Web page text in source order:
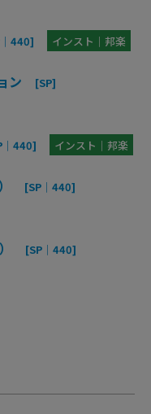
440] インスト｜邦楽
ン
[SP]
｜440] インスト｜邦楽
[SP｜440]
[SP｜440]